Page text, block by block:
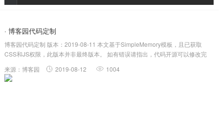
· 博客园代码定制
博客园代码定制 版本：2019-08-11 本文基于SimpleMemory模板，且已获取
CSS和JS权限，此版本并非最终版本。 如有错误请指出，代码开源可以修改完
过程以及相关的CSS源码。 在此之前默认已在“...
来源：博客园 2019-08-12 1004